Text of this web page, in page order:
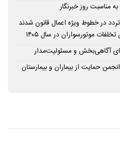
مناسبت روز خبرنگار
تردد در خطوط ویژه اعمال قانون شدند
آگاهی‌بخش و مسئولیت‌مدار
حمایت از بیماران و بیمارستان